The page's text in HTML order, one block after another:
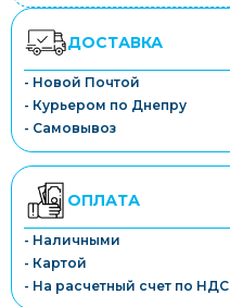
ДОСТАВКА
- Новой Почтой
- Курьером по Днепру
- Самовывоз
ОПЛАТА
- Наличными
- Картой
- На расчетный счет по НДС